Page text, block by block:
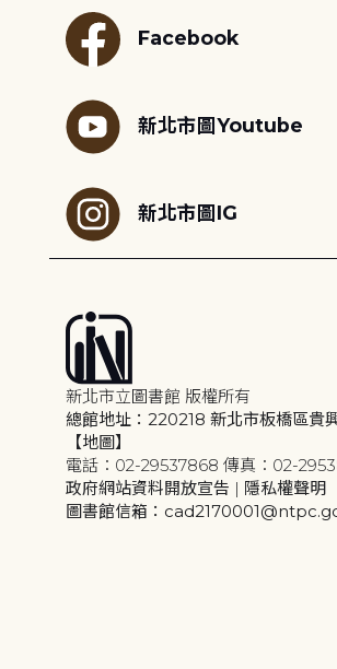
Facebook
新北市圖Youtube
新北市圖IG
新北市立圖書館 版權所有
總館地址：220218 新北市板橋區貴
【地圖】
電話：02-29537868 傳真：02-
政府網站資料開放宣告 | 隱私權聲明
圖書館信箱：